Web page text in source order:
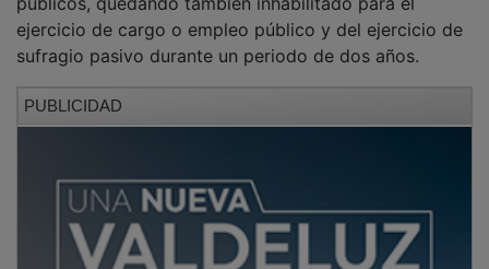
ejercicio de cargo o empleo público y del ejercicio de
sufragio pasivo durante un periodo de dos años.